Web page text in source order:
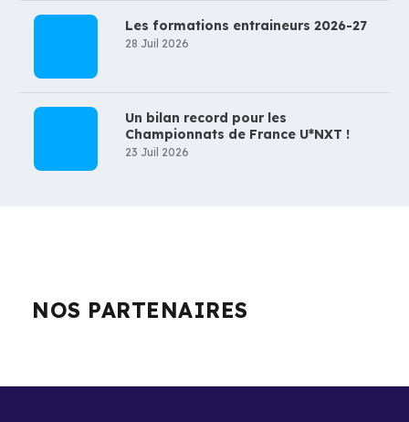
Les formations entraineurs 2026-27
28 Juil 2026
Un bilan record pour les
Championnats de France U*NXT !
23 Juil 2026
NOS PARTENAIRES